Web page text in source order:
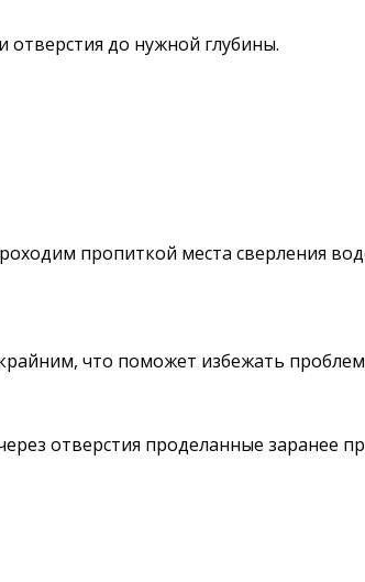
отверстия до нужной глубины.
пропиткой места сверления
что поможет избежать
отверстия проделанные заранее